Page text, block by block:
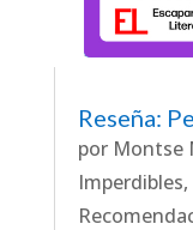
Reseña:
por Montse
Imperdibles,